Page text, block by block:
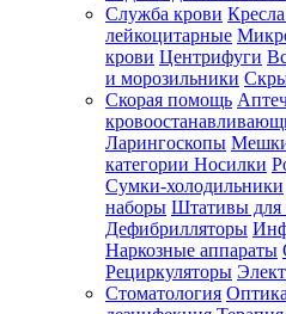
Служба крови
лейкоцитарные
крови Центрифуги
и морозильники
Скорая помощь
Ларингоскопы
категории Носилки
Сумки-холодильники
наборы Штативы для
Дефибрилляторы
Наркозные аппараты
Рециркуляторы
Стоматология Оптика